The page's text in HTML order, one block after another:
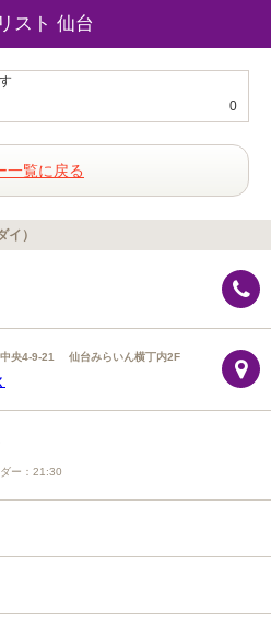
スト 仙台
0
一覧に戻る
）
中央4-9-21 仙台みらいん横丁内2F
ー：21:30